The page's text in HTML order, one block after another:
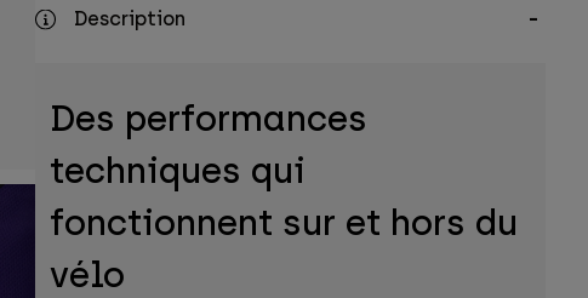
Description
Des performances
techniques qui
fonctionnent sur et hors du
vélo